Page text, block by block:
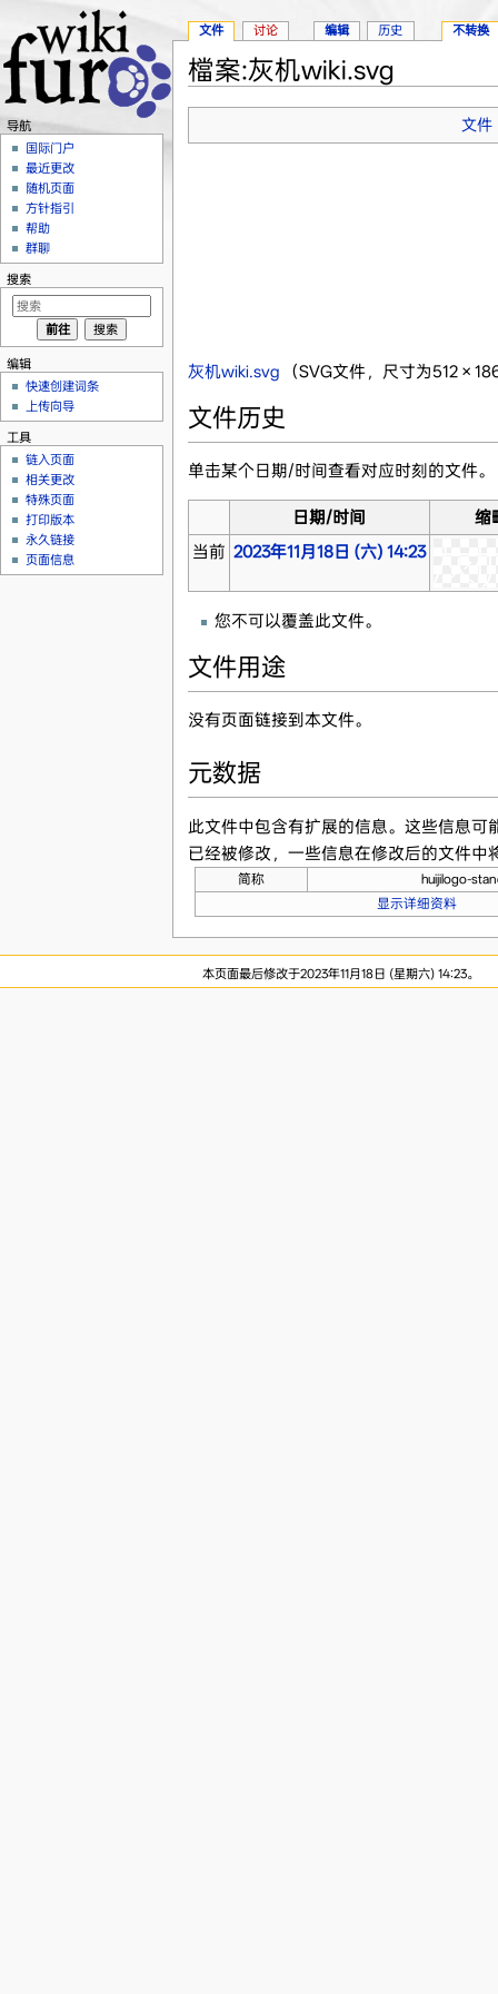
檔案:灰机wiki.svg
文件
灰机wiki.svg‎ （SVG文件，尺寸为512 ×
文件历史
单击某个日期/时间查看对应时刻的文件。
日期/时间
缩
当前 2023年11月18日 (六) 14:23
您不可以覆盖此文件。
文件用途
没有页面链接到本文件。
元数据
此文件中包含有扩展的信息。这些信息
已经被修改，一些信息在修改后的文件中
简称
huijilogo-
显示详细资料
文件 讨论 编辑 历史 不转换
导航
国际门户
最近更改
随机页面
方针指引
帮助
群聊
搜索
编辑
快速创建词条
上传向导
工具
链入页面
相关更改
特殊页面
打印版本
永久链接
页面信息
本页面最后修改于2023年11月18日 (星期六) 14:23。